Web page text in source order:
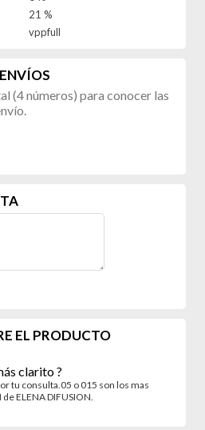
21 %
vppfull
(4 números) para conocer las
EL PRODUCTO
clarito ?
tu consulta.05 o 015 son los mas
ELENA DIFUSION.